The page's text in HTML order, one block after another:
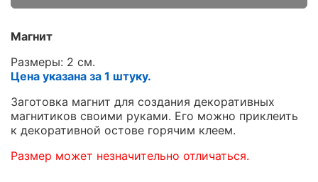
Магнит
Размеры: 2 см.
Цена указана за 1 штуку.
Заготовка магнит для создания декоративных
магнитиков своими руками. Его можно приклеить
к декоративной остове горячим клеем.
Размер может незначительно отличаться.